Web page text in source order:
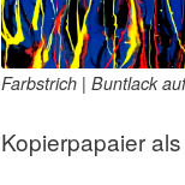
Farbstrich | Buntlack
Kopierpapaier